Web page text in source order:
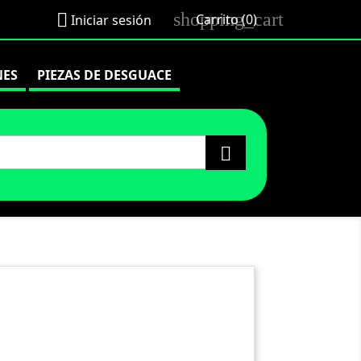
 Iniciar sesión shopping_cart
Carrito(0)
PIEZAS DE DESGUACE
